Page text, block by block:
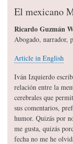
El mexicano
Ricardo Guzmán
Abogado, narrador,
Article in English
Iván Izquierdo
relación entre la
cerebrales que
sus comentarios,
humor. Quizás por
me gusta, quizás
fecha no me he